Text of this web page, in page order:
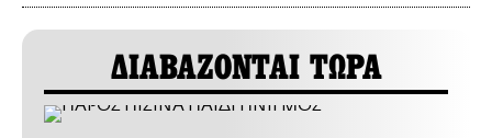
ΔΙΑΒΑΖΟΝΤΑΙ ΤΩΡΑ